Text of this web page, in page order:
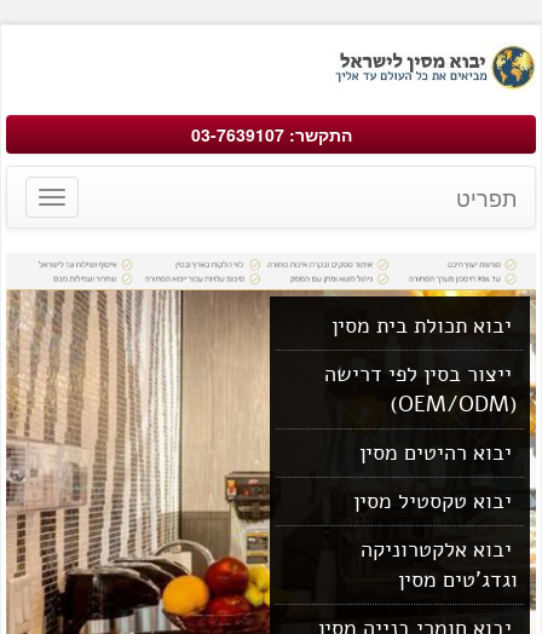
התקשר: 03-7639107
Toggle
תפריט
יבוא תכולת בית מסין
ייצור בסין לפי דרישה
יבוא רהיטים מסין
יבוא טקסטיל מסין
יבוא אלקטרוניקה
וגדג'טים מסין
יבוא חומרי בנייה מסין